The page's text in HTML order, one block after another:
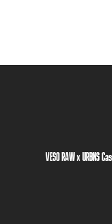
VESO RAW x